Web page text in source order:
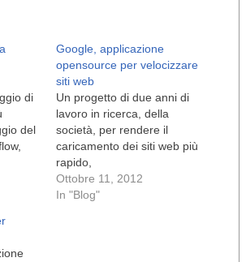
di
del
che
Google, applicazione
opensource per velocizzare
siti web
Un progetto di due anni di
lavoro in ricerca, della
società, per rendere il
caricamento dei siti web più
rapido,
Ottobre 11, 2012
In "Blog"